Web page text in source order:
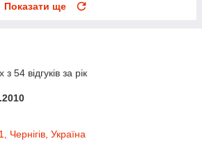
Показати ще
54 відгуків за рік
Чернігів, Україна